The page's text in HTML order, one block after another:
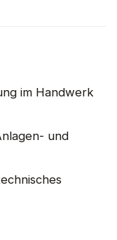
im Handwerk
und